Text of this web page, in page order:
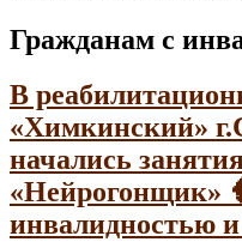
Гражданам с
В
«Химкинский»
начались
«Нейрогонщик»
инвалидностью